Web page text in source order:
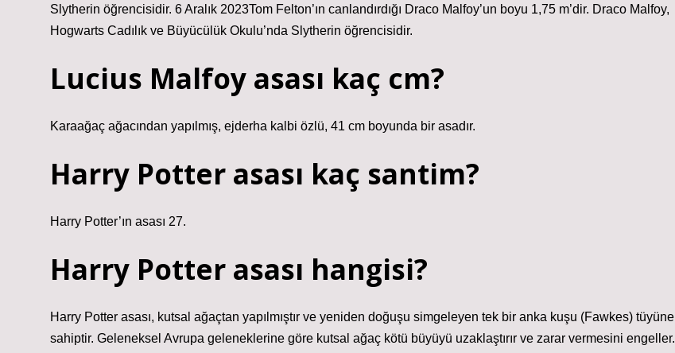
Slytherin öğrencisidir. 6 Aralık 2023Tom Felton’ın canlandırdığı Draco Malfoy’un boyu 1,75 m’dir. Draco Malfoy,
Hogwarts Cadılık ve Büyücülük Okulu’nda Slytherin öğrencisidir.
Lucius Malfoy asası kaç cm?
Karaağaç ağacından yapılmış, ejderha kalbi özlü, 41 cm boyunda bir asadır.
Harry Potter asası kaç santim?
Harry Potter’ın asası 27.
Harry Potter asası hangisi?
Harry Potter asası, kutsal ağaçtan yapılmıştır ve yeniden doğuşu simgeleyen tek bir anka kuşu (Fawkes) tüyüne
sahiptir. Geleneksel Avrupa geleneklerine göre kutsal ağaç kötü büyüyü uzaklaştırır ve zarar vermesini engeller.